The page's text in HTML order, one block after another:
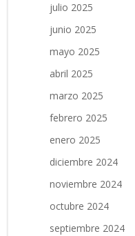
julio 2025
junio 2025
mayo 2025
abril 2025
marzo 2025
febrero 2025
enero 2025
diciembre 2024
noviembre 2024
octubre 2024
septiembre 2024